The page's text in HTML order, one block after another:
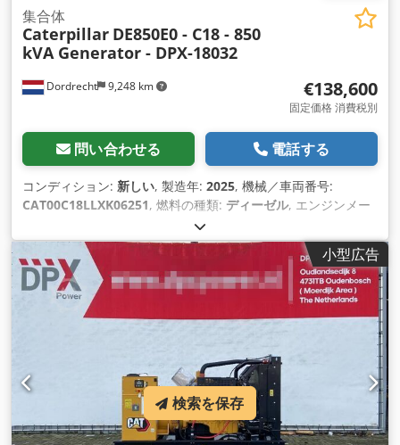
Dordrecht 9,248 km
集合体
Caterpillar DE850E0 - C18 - 850
kVA Generator - DPX-18032
€138,600
固定価格 消費税別
問い合わせる 電話する
コンディション: 新しい, 製造年: 2025, 機械／車両番号:
CAT00C18LLXK06251, 燃料の種類: ディーゼル, エンジンメー
小型広告
検索を保存